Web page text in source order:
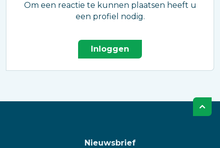
Om een reactie te kunnen plaatsen heeft u
een profiel nodig.
Inloggen
Nieuwsbrief